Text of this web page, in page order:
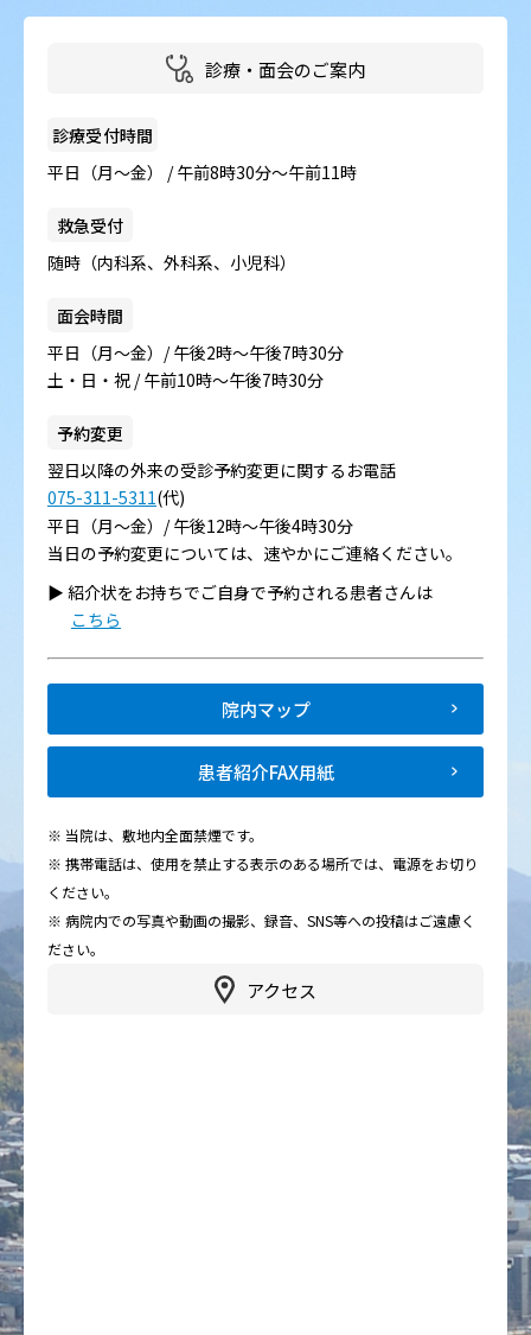
アクセス
診療・面会のご案内
診療受付時間
平日（月～金） / 午前8時30分～午前11時
救急受付
随時（内科系、外科系、小児科）
面会時間
平日（月～金）/ 午後2時～午後7時30分
土・日・祝 / 午前10時～午後7時30分
予約変更
翌日以降の外来の受診予約変更に関するお電話
075-311-5311(代)
平日（月～金）/ 午後12時～午後4時30分
当日の予約変更については、速やかにご連絡ください。
▶︎ 紹介状をお持ちでご自身で予約される患者さんは
こちら
院内マップ
患者紹介FAX用紙
※ 当院は、敷地内全面禁煙です。
※ 携帯電話は、使用を禁止する表示のある場所では、電源をお切り
ください。
※ 病院内での写真や動画の撮影、録音、SNS等への投稿はご遠慮く
ださい。